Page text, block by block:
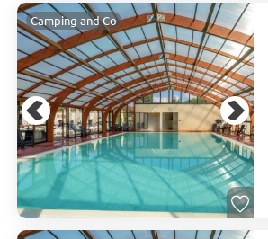
Camping and Co